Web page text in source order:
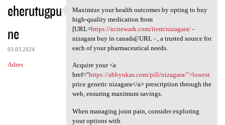
eherutugpu
ne
03.03.2024
Adres
Maximize your health outcomes
Maximize your health outcomes by opting to buy
high-quality medication from
[URL=https://ucnewark.com/item/nizagara/-
nizagara buy in canada[/URL - , a trusted source for
each of your pharmaceutical needs.
Acquire your <a
href="https://abbynkas.com/pill/nizagara/">lowest
price generic nizagara</a> prescription through the
web, ensuring maximum savings.
When managing joint pain, consider exploring
your options with